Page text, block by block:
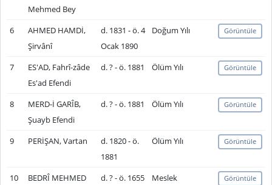
Mehmed Bey
6
AHMED HAMDİ,
Şirvânî
d. 1831 - ö. 4
Ocak 1890
Doğum Yılı Görüntüle
7
ES'AD, Fahrî-zâde
Es'ad Efendi
d. ? - ö. 1881 Ölüm Yılı Görüntüle
8
MERD-İ GARÎB,
Şuayb Efendi
d. ? - ö. 1881 Ölüm Yılı Görüntüle
9 PERİŞAN, Vartan
d. 1820 - ö.
1881
Ölüm Yılı Görüntüle
10
BEDRÎ MEHMED
d. ? - ö. 1655 Meslek Görüntüle